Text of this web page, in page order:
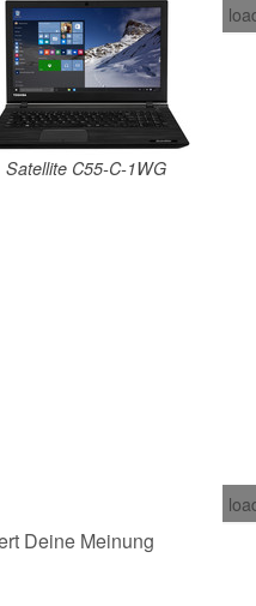
Satellite C55-C-1WG
Deine Meinung